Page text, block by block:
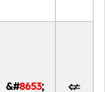
⇍
&#8653;